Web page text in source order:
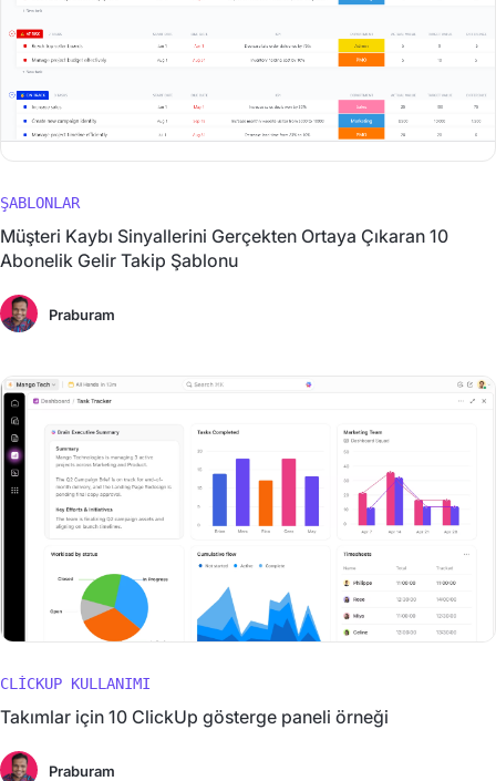
ŞABLONLAR
Müşteri Kaybı Sinyallerini Gerçekten Ortaya Çıkaran 10
Abonelik Gelir Takip Şablonu
Praburam
CLICKUP KULLANIMI
Takımlar için 10 ClickUp gösterge paneli örneği
Praburam